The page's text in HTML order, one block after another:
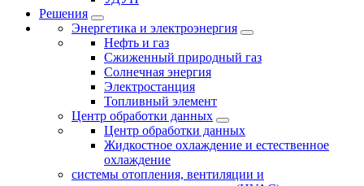
Решения
Энергетика и электроэнергия
Нефть и газ
Сжиженный природный газ
Солнечная энергия
Электростанция
Топливный элемент
Центр обработки данных
Центр обработки данных
Жидкостное охлаждение и естественное
охлаждение
системы отопления, вентиляции и